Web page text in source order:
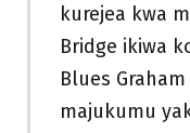
kurejea kwa
Bridge ikiwa
Blues
majukumu